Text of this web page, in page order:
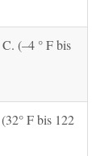
(–4 ° F bis
F bis 122